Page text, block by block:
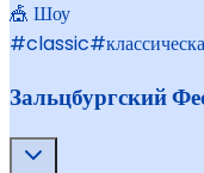
🎪 Шоу
#classic#
Зальцбургский